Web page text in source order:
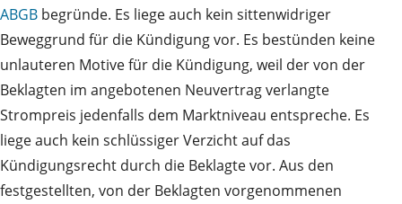
ABGB begründe. Es liege auch kein sittenwidriger
Beweggrund für die Kündigung vor. Es bestünden keine
unlauteren Motive für die Kündigung, weil der von der
Beklagten im angebotenen Neuvertrag verlangte
Strompreis jedenfalls dem Marktniveau entspreche. Es
liege auch kein schlüssiger Verzicht auf das
Kündigungsrecht durch die Beklagte vor. Aus den
festgestellten, von der Beklagten vorgenommenen